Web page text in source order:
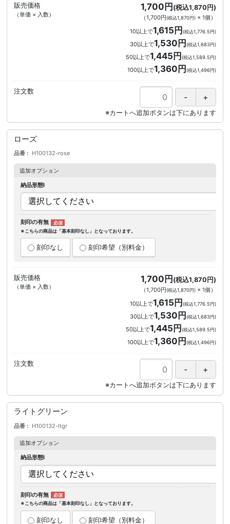
販売価格
（単価 × 入数）
1,700円(税込1,870円)
（1,700円(税込1,870円)× 1個 ）
10以上で1,615円 (税込1,776.5円)
30以上で1,530円 (税込1,683円)
50以上で1,445円 (税込1,589.5円)
100以上で1,360円 (税込1,496円)
注文数
ローズ
品番 H100132-rose
追加オプション
納品形態I
刻印の有無
※こちらの商品は「基本刻印なし」となっております。
刻印なし 刻印希望（別料金）
販売価格
（単価 × 入数）
1,700円(税込1,870円)
（1,700円(税込1,870円)× 1個 ）
10以上で1,615円 (税込1,776.5円)
30以上で1,530円 (税込1,683円)
50以上で1,445円 (税込1,589.5円)
100以上で1,360円 (税込1,496円)
注文数
ライトグリーン
品番 H100132-ltgr
追加オプション
納品形態I
刻印の有無
※こちらの商品は「基本刻印なし」となっております。
刻印なし 刻印希望（別料金）